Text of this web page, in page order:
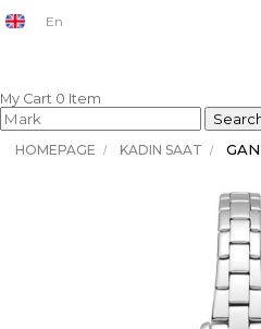
En
My Cart 0 Item
HOMEPAGE KADIN SAAT